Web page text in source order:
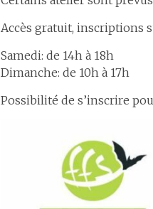
Accès gratuit, inscriptions
Samedi: de 14h à 18h
Dimanche: de 10h à 17h
Possibilité de s’inscrire